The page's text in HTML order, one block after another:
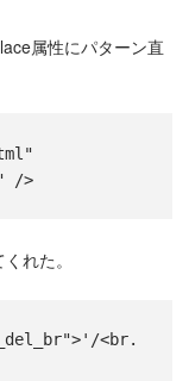
属性にパターン直
/>
れた。
<br.